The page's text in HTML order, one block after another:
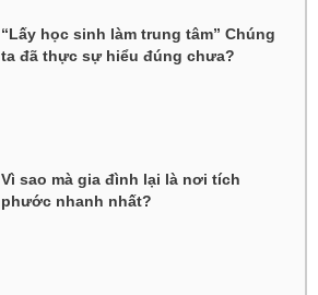
“Lấy học sinh làm trung tâm” Chúng
ta đã thực sự hiểu đúng chưa?
Vì sao mà gia đình lại là nơi tích
phước nhanh nhất?